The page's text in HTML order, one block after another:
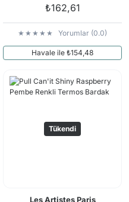
₺162,61
Yorumlar (0.0)
Havale ile ₺154,48
Tükendi
Les Artistes Paris